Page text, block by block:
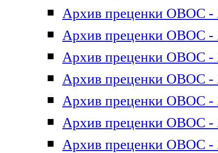
Архив преценки ОВОС -
Архив преценки ОВОС -
Архив преценки ОВОС -
Архив преценки ОВОС -
Архив преценки ОВОС -
Архив преценки ОВОС -
Архив преценки ОВОС -